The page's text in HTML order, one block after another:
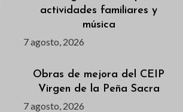
actividades familiares y
música
7 agosto, 2026
Obras de mejora del CEIP
Virgen de la Peña Sacra
7 agosto, 2026